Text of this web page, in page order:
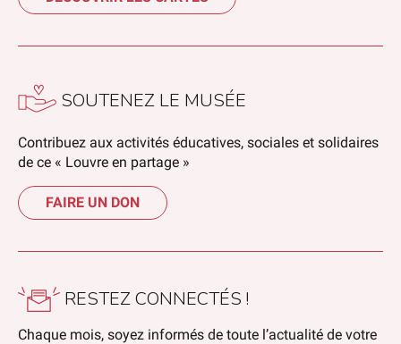
SOUTENEZ LE MUSÉE
Contribuez aux activités éducatives, sociales et solidaires
de ce « Louvre en partage »
FAIRE UN DON
RESTEZ CONNECTÉS !
Chaque mois, soyez informés de toute l’actualité de votre